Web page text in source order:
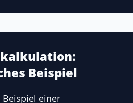
Beispiel
Beispiel einer